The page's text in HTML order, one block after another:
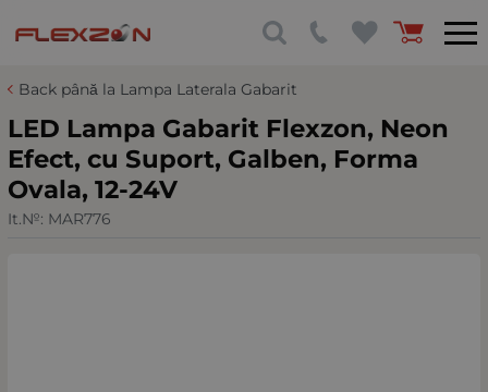
Back până la Lampa Laterala Gabarit
LED Lampa Gabarit Flexzon, Neon
Efect, cu Suport, Galben, Forma
Ovala, 12-24V
It.№: MAR776